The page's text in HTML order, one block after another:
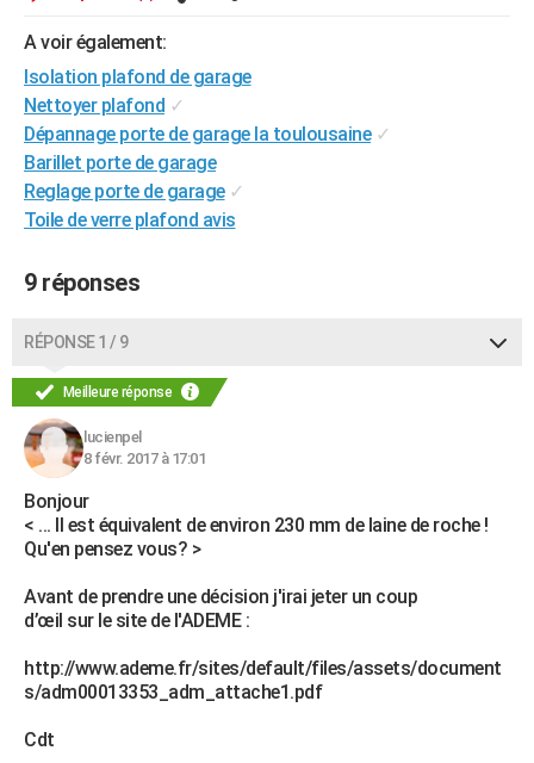
A voir également:
Isolation plafond de garage
Nettoyer plafond ✓
Dépannage porte de garage la toulousaine ✓
Barillet porte de garage
Reglage porte de garage ✓
Toile de verre plafond avis
9 réponses
RÉPONSE 1 / 9
Meilleure réponse
lucienpel
8 févr. 2017 à 17:01
Bonjour
< ... Il est équivalent de environ 230 mm de laine de roche !
Qu'en pensez vous? >
Avant de prendre une décision j'irai jeter un coup
d’œil sur le site de l'ADEME :
http://www.ademe.fr/sites/default/files/assets/document
s/adm00013353_adm_attache1.pdf
Cdt